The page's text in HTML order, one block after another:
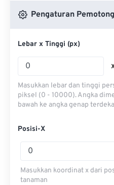
Pengaturan
Lebar x Tinggi (px)
Masukkan lebar dan tinggi
piksel (0 - 10000). Angka
bawah ke angka genap
Posisi-X
Masukkan koordinat x dari
tanaman